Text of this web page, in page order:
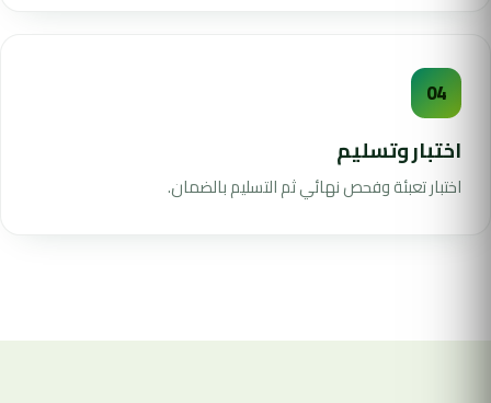
04
اختبار وتسليم
اختبار تعبئة وفحص نهائي ثم التسليم بالضمان.